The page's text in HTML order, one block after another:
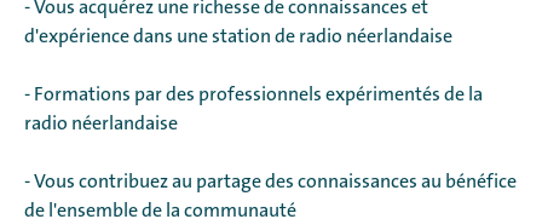
- Vous acquérez une richesse de connaissances et
d'expérience dans une station de radio néerlandaise
- Formations par des professionnels expérimentés de la
radio néerlandaise
- Vous contribuez au partage des connaissances au bénéfice
de l'ensemble de la communauté